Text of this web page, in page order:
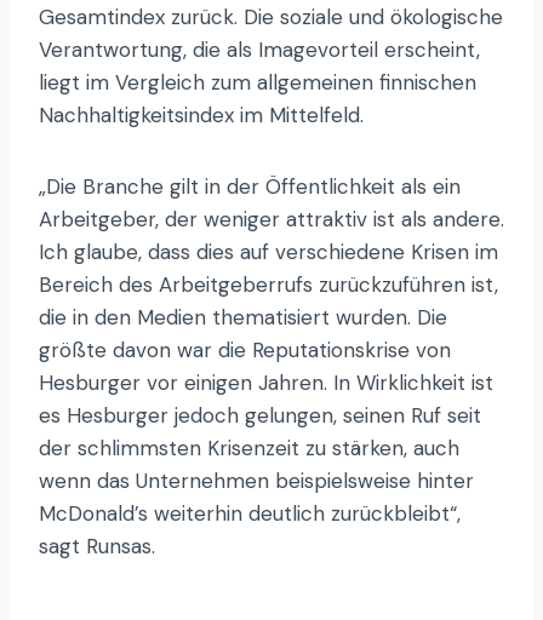
Gesamtindex zurück. Die soziale und ökologische
Verantwortung, die als Imagevorteil erscheint,
liegt im Vergleich zum allgemeinen finnischen
Nachhaltigkeitsindex im Mittelfeld.
„Die Branche gilt in der Öffentlichkeit als ein
Arbeitgeber, der weniger attraktiv ist als andere.
Ich glaube, dass dies auf verschiedene Krisen im
Bereich des Arbeitgeberrufs zurückzuführen ist,
die in den Medien thematisiert wurden. Die
größte davon war die Reputationskrise von
Hesburger vor einigen Jahren. In Wirklichkeit ist
es Hesburger jedoch gelungen, seinen Ruf seit
der schlimmsten Krisenzeit zu stärken, auch
wenn das Unternehmen beispielsweise hinter
McDonald’s weiterhin deutlich zurückbleibt“,
sagt Runsas.